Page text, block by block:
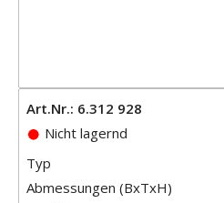
Art.Nr.: 6.312 928
Nicht lagernd
Typ
Abmessungen (BxTxH)